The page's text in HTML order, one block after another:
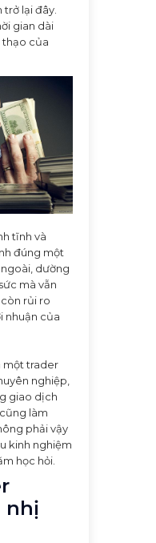
lại đây.
gian dài
thạo của
tĩnh và
đúng một
dường
mà vẫn
rủi ro
nhuận của
một trader
nghiệp,
giao dịch
làm
phải vậy
kinh nghiệm
học hỏi.
nhị